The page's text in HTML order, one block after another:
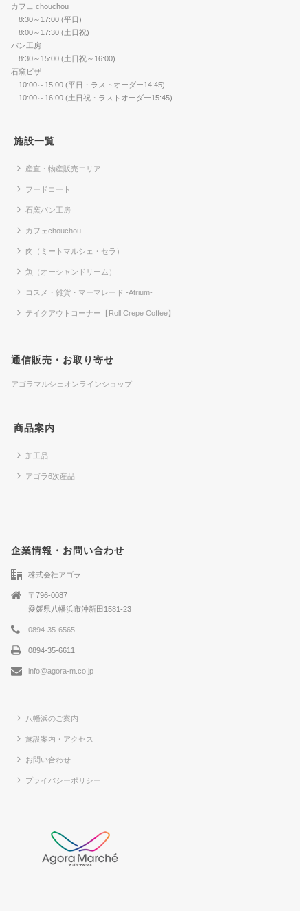
カフェ chouchou
8:30～17:00 (平日)
8:00～17:30 (土日祝)
パン工房
8:30～15:00 (土日祝～16:00)
石窯ピザ
10:00～15:00 (平日・ラストオーダー14:45)
10:00～16:00 (土日祝・ラストオーダー15:45)
施設一覧
産直・物産販売エリア
フードコート
石窯パン工房
カフェchouchou
肉（ミートマルシェ・セラ）
魚（オーシャンドリーム）
コスメ・雑貨・マーマレード -Atrium-
テイクアウトコーナー【Roll Crepe Coffee】
通信販売・お取り寄せ
アゴラマルシェオンラインショップ
商品案内
加工品
アゴラ6次産品
企業情報・お問い合わせ
株式会社アゴラ
〒796-0087
愛媛県八幡浜市沖新田1581-23
0894-35-6565
0894-35-6611
info@agora-m.co.jp
八幡浜のご案内
施設案内・アクセス
お問い合わせ
プライバシーポリシー